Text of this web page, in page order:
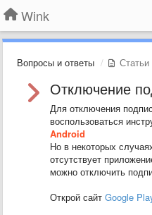
Wink
Вопросы и ответы Статьи
Отключение
Для отключения
воспользоваться
Android
Но в некоторых
отсутствует
можно отключить
Открой сайт Google